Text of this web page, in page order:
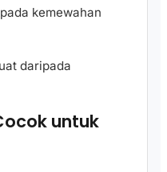
kemewahan
daripada
untuk